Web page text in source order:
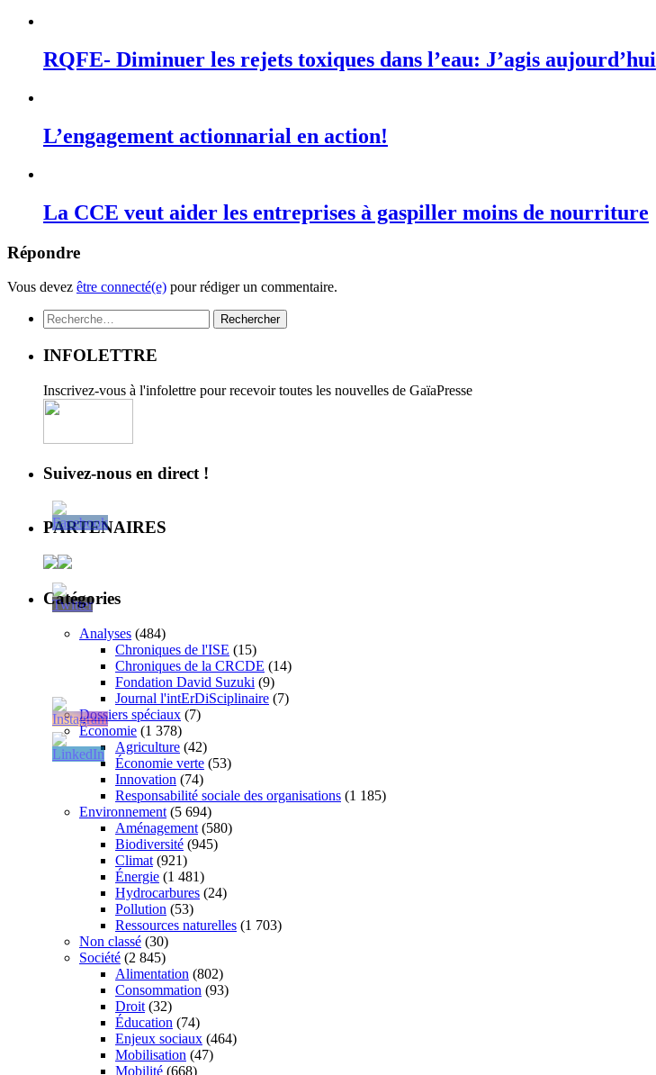
RQFE- Diminuer les rejets toxiques dans l’eau: J’agis aujourd’hui
L’engagement actionnarial en action!
La CCE veut aider les entreprises à gaspiller moins de nourriture
Répondre
Vous devez être connecté(e) pour rédiger un commentaire.
Rechercher :
INFOLETTRE
Inscrivez-vous à l'infolettre pour recevoir toutes les nouvelles de GaïaPresse
Suivez-nous en direct !
PARTENAIRES
Catégories
Analyses (484)
Chroniques de l'ISE (15)
Chroniques de la CRCDE (14)
Fondation David Suzuki (9)
Journal l'intErDiSciplinaire (7)
Dossiers spéciaux (7)
Économie (1 378)
Agriculture (42)
Économie verte (53)
Innovation (74)
Responsabilité sociale des organisations (1 185)
Environnement (5 694)
Aménagement (580)
Biodiversité (945)
Climat (921)
Énergie (1 481)
Hydrocarbures (24)
Pollution (53)
Ressources naturelles (1 703)
Non classé (30)
Société (2 845)
Alimentation (802)
Consommation (93)
Droit (32)
Éducation (74)
Enjeux sociaux (464)
Mobilisation (47)
Mobilité (668)